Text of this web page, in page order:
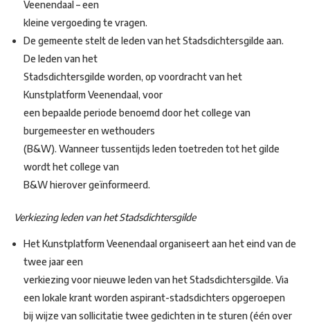
Veenendaal – een
kleine vergoeding te vragen.
De gemeente stelt de leden van het Stadsdichtersgilde aan.
De leden van het
Stadsdichtersgilde worden, op voordracht van het
Kunstplatform Veenendaal, voor
een bepaalde periode benoemd door het college van
burgemeester en wethouders
(B&W). Wanneer tussentijds leden toetreden tot het gilde
wordt het college van
B&W hierover geïnformeerd.
Verkiezing leden van het Stadsdichtersgilde
Het Kunstplatform Veenendaal organiseert aan het eind van de
twee jaar een
verkiezing voor nieuwe leden van het Stadsdichtersgilde. Via
een lokale krant worden aspirant-stadsdichters opgeroepen
bij wijze van sollicitatie twee gedichten in te sturen (één over